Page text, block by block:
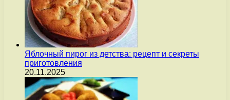
Яблочный пирог из детства: рецепт и секреты
приготовления
20.11.2025